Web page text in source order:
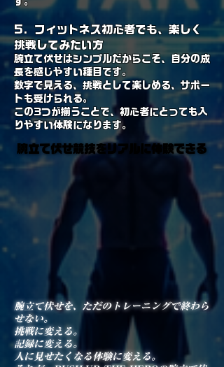
5. フィットネス初心者でも、楽しく
挑戦してみたい方
腕立て伏せはシンプルだからこそ、自分の成
長を感じやすい種目です。
数字で見える、挑戦として楽しめる、サポー
トも受けられる。
この3つが揃うことで、初心者にとっても入
りやすい体験になります。
腕立て伏せ競技をリアルに体験できる
腕立て伏せ競技をリアルに体験できる
腕立て伏せを、ただのトレーニングで終わら
せない。
挑戦に変える。
記録に変える。
人に見せたくなる体験に変える。